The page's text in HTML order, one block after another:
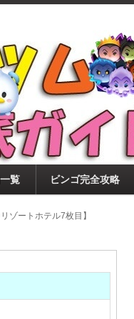
ガイド
ピックアップ・
！ツムツムを12
覧 ビンゴ完全攻略
ゾートホテル7枚目】